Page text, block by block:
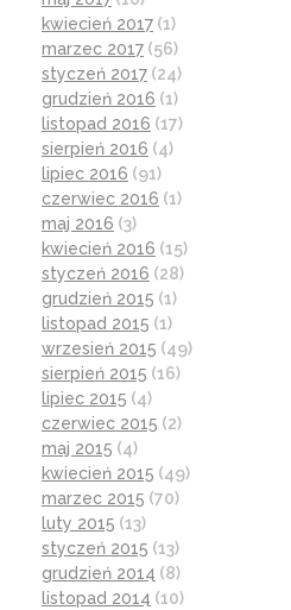
kwiecień 2017 (1)
marzec 2017 (56)
styczeń 2017 (24)
grudzień 2016 (1)
listopad 2016 (17)
sierpień 2016 (4)
lipiec 2016 (91)
czerwiec 2016 (1)
maj 2016 (3)
kwiecień 2016 (15)
styczeń 2016 (28)
grudzień 2015 (1)
listopad 2015 (1)
wrzesień 2015 (49)
sierpień 2015 (16)
lipiec 2015 (4)
czerwiec 2015 (2)
maj 2015 (4)
kwiecień 2015 (49)
marzec 2015 (70)
luty 2015 (13)
styczeń 2015 (13)
grudzień 2014 (8)
listopad 2014 (10)